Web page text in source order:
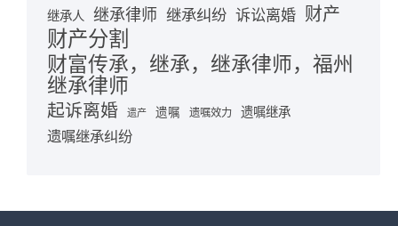
继承人 继承律师 继承纠纷 诉讼离婚 财产
财产分割
财富传承，继承，继承律师，福州
继承律师
起诉离婚 遗产 遗嘱 遗嘱效力 遗嘱继承
遗嘱继承纠纷